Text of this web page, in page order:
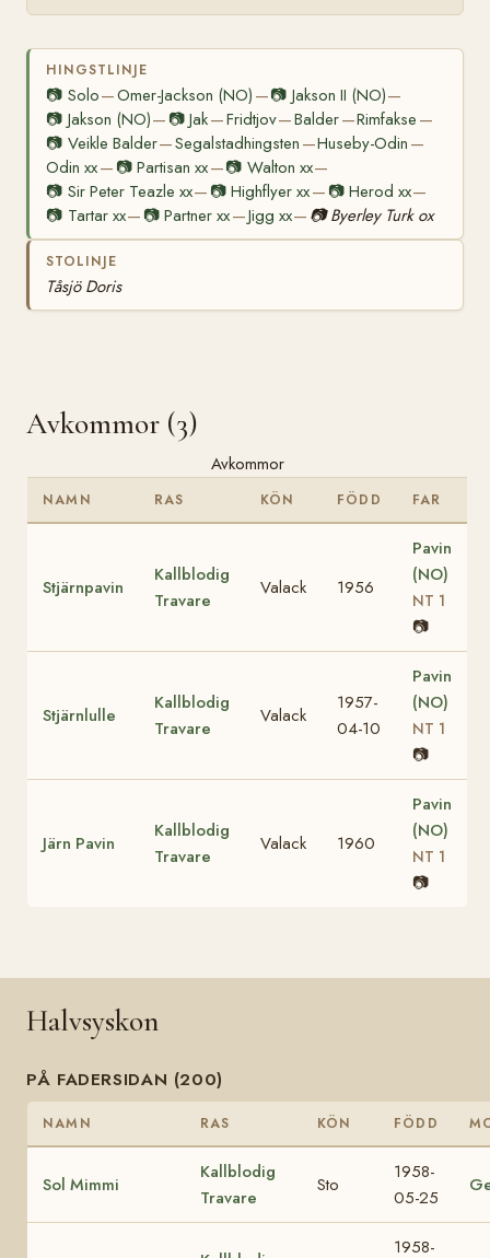
HINGSTLINJE
📷 Solo—Omer-Jackson (NO) —📷 Jakson II (NO)—
📷 Jakson (NO)— 📷Jak—Fridtjov—Balder—Rimfakse —
📷 Veikle Balder—Segalstadhingsten —Huseby-Odin —
Odin xx— 📷Partisan xx—📷 Walton xx—
📷 Sir Peter Teazle xx— 📷Highflyer xx— 📷 Herod xx—
📷 Tartar xx— 📷Partner xx—Jigg xx— 📷 Byerley Turk ox
STOLINJE
Tåsjö Doris
Avkommor (3)
Avkommor
NAMN RAS KÖN FÖDD FAR
Stjärnpavin
Kallblodig
Travare
Valack 1956
Pavin
(NO)
NT 1
📷
Stjärnlulle
Kallblodig
Travare
Valack
1957-
04-10
Pavin
(NO)
NT 1
📷
Järn Pavin
Kallblodig
Travare
Valack 1960
Pavin
(NO)
NT 1
📷
Halvsyskon
PÅ FADERSIDAN (200)
NAMN RAS KÖN FÖDD
Sol Mimmi
Kallblodig
Travare
Sto
1958-
05-25
1958-